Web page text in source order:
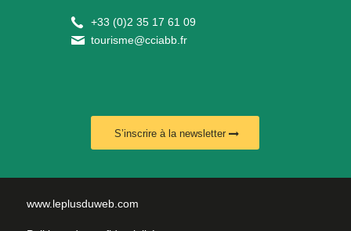
+33 (0)2 35 17 61 09
tourisme@cciabb.fr
S’inscrire à la newsletter
www.leplusduweb.com